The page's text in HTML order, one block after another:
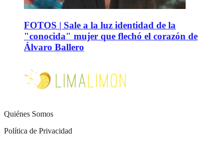
FOTOS | Sale a la luz identidad de la
"conocida" mujer que flechó el corazón de
Álvaro Ballero
Quiénes Somos
Política de Privacidad